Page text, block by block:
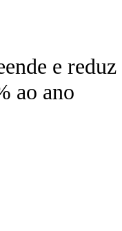
e reduz
ao ano